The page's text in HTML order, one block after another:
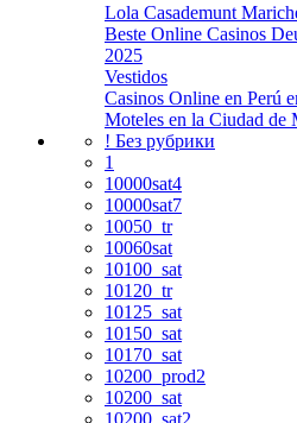
Lola Casademunt
Beste Online Casinos
2025
Vestidos
Casinos Online en Perú
Moteles en la Ciudad de
! Без рубрики
1
10000sat4
10000sat7
10050_tr
10060sat
10100_sat
10120_tr
10125_sat
10150_sat
10170_sat
10200_prod2
10200_sat
10200_sat2